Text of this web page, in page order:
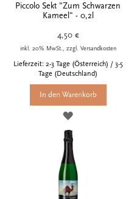
Piccolo Sekt "Zum Schwarzen
Kameel" - 0,2l
4,50 €
inkl. 20% MwSt., zzgl. Versandkosten
Lieferzeit: 2-3 Tage (Österreich) / 3-5
Tage (Deutschland)
In den Warenkorb
ZUR
WUNSCHLISTE
HINZUFÜGEN